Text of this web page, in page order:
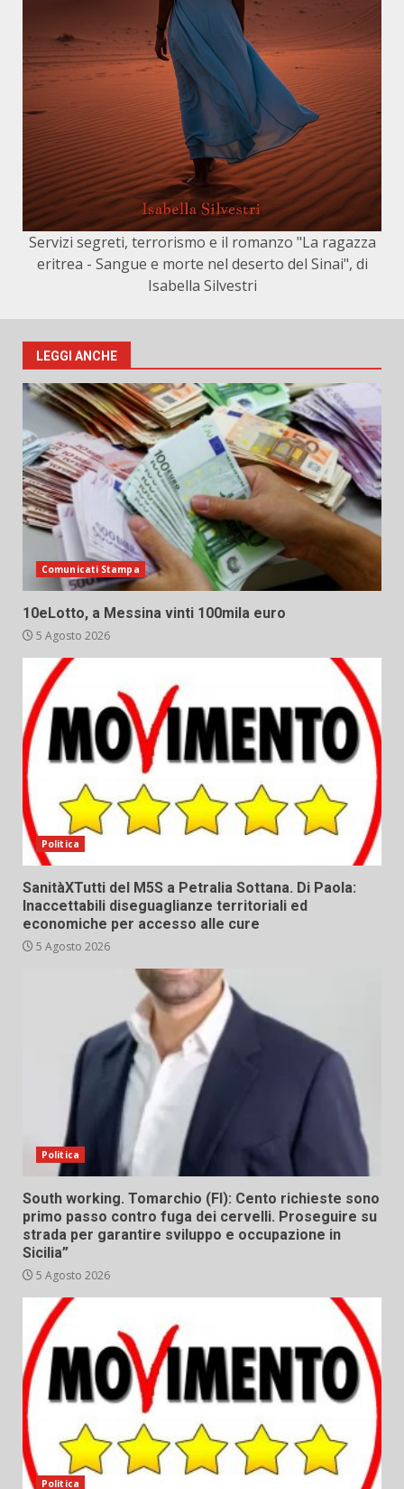
Servizi segreti, terrorismo e il romanzo "La ragazza
eritrea - Sangue e morte nel deserto del Sinai", di
Isabella Silvestri
LEGGI ANCHE
Comunicati Stampa
10eLotto, a Messina vinti 100mila euro
5 Agosto 2026
Politica
SanitàXTutti del M5S a Petralia Sottana. Di Paola:
Inaccettabili diseguaglianze territoriali ed
economiche per accesso alle cure
5 Agosto 2026
Politica
South working. Tomarchio (FI): Cento richieste sono
primo passo contro fuga dei cervelli. Proseguire su
strada per garantire sviluppo e occupazione in
Sicilia”
5 Agosto 2026
Politica